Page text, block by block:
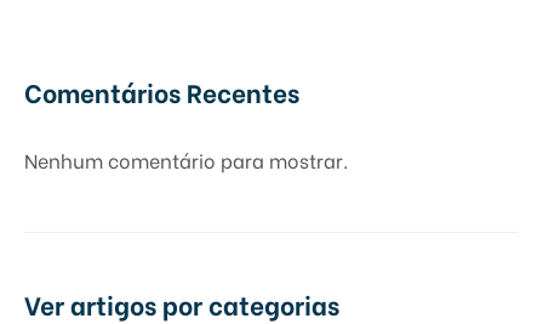
Comentários Recentes
Nenhum comentário para mostrar.
Ver artigos por categorias